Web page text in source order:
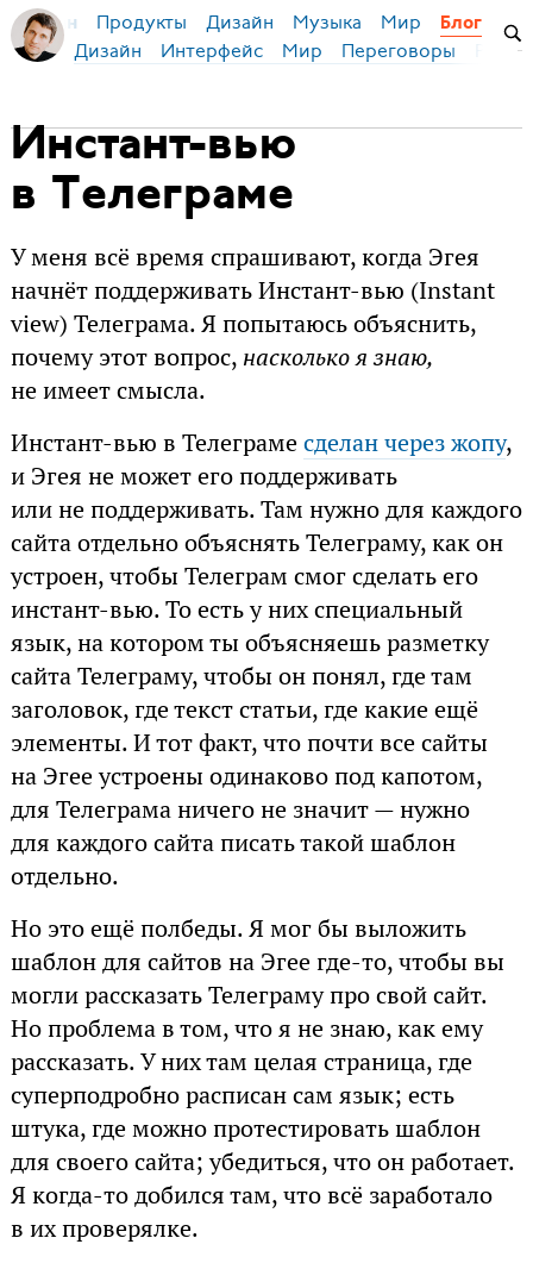
Бирман Продукты Дизайн Музыка Мир Блог
Дизайн Интерфейс Мир Переговоры
Инстант-вью
в Телеграме
У меня всё время спрашивают, когда Эгея
начнёт поддерживать Инстант-вью (Instant
view) Телеграма. Я попытаюсь объяснить,
почему этот вопрос, насколько я знаю,
не имеет смысла.
Инстант-вью в Телеграмесделан через жопу,
и Эгея не может его поддерживать
или не поддерживать. Там нужно для каждого
сайта отдельно объяснять Телеграму, как он
устроен, чтобы Телеграм смог сделать его
инстант-вью. То есть у них специальный
язык, на котором ты объясняешь разметку
сайта Телеграму, чтобы он понял, где там
заголовок, где текст статьи, где какие ещё
элементы. И тот факт, что почти все сайты
на Эгее устроены одинаково под капотом,
для Телеграма ничего не значит — нужно
для каждого сайта писать такой шаблон
отдельно.
Но это ещё полбеды. Я мог бы выложить
шаблон для сайтов на Эгее где-то, чтобы вы
могли рассказать Телеграму про свой сайт.
Но проблема в том, что я не знаю, как ему
рассказать. У них там целая страница, где
суперподробно расписан сам язык; есть
штука, где можно протестировать шаблон
для своего сайта; убедиться, что он работает.
Я когда-то добился там, что всё заработало
в их проверялке.